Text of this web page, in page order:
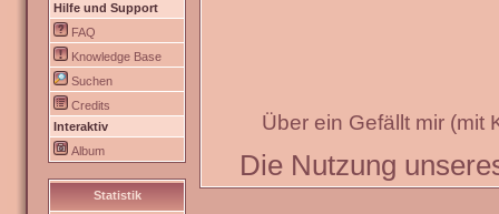
Hilfe und Support
FAQ
Knowledge Base
Suchen
Credits
Interaktiv
Album
Statistik
Über ein Gefällt mir (mit
Die Nutzung